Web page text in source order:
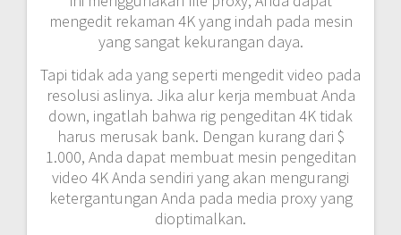
mengedit rekaman 4K yang indah pada mesin
yang sangat kekurangan daya.
Tapi tidak ada yang seperti mengedit video pada
resolusi aslinya. Jika alur kerja membuat Anda
down, ingatlah bahwa rig pengeditan 4K tidak
harus merusak bank. Dengan kurang dari $
1.000, Anda dapat membuat mesin pengeditan
video 4K Anda sendiri yang akan mengurangi
ketergantungan Anda pada media proxy yang
dioptimalkan.